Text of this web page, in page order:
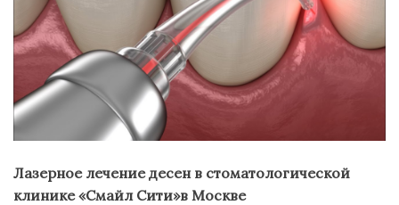
Лазерное лечение десен в стоматологической
клинике «Смайл Сити»в Москве